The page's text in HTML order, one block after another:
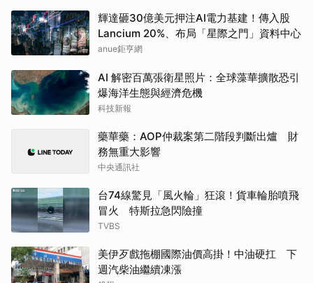
輝達砸30億美元押注AI電力基建！傳入股
Lancium 20%、布局「星際之門」資料中心
anue鉅亨網
AI 解密百萬張衛星照片：全球藻華擴散恐引
爆海洋生態與經濟危機
科技新報
藥華藥：AOP仲裁案第二階段判斷出爐 財
務無重大影響
中央通訊社
台74線驚見「風火輪」狂滾！貨車輪胎噴飛
冒火 特斯拉急閃險撞
TVBS
美伊歹戲拖棚國際油價高掛！中油硬扛 下
週汽柴油繼續凍漲